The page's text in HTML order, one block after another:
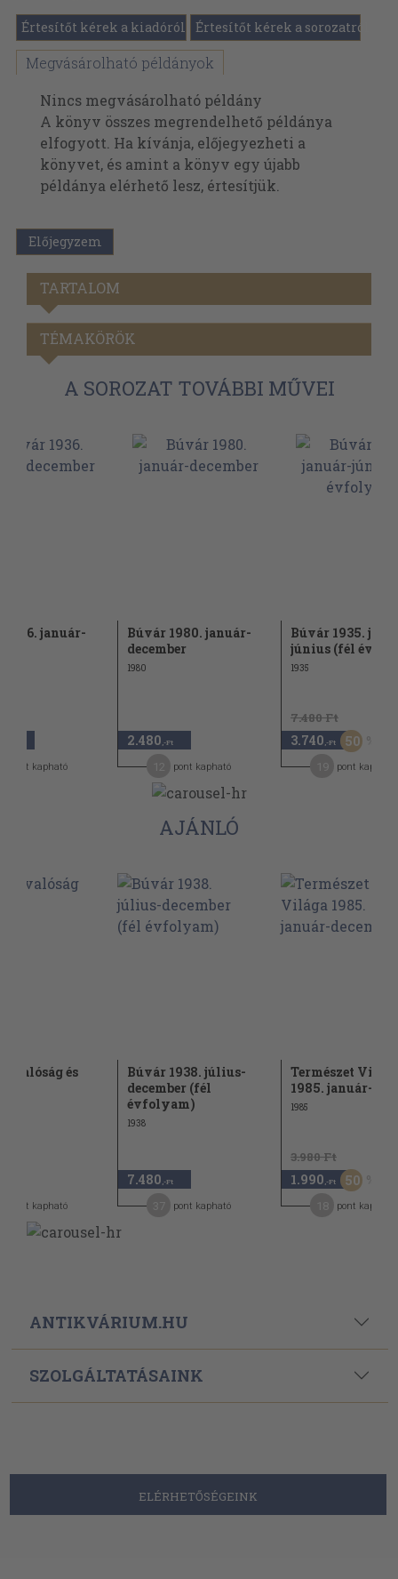
Értesítőt kérek a kiadóról Értesítőt kérek a sorozatról
Megvásárolható példányok
Nincs megvásárolható példány
A könyv összes megrendelhető példánya
elfogyott. Ha kívánja, előjegyezheti a
könyvet, és amint a könyv egy újabb
példánya elérhető lesz, értesítjük.
Előjegyzem
TARTALOM
TÉMAKÖRÖK
A SOROZAT TOVÁBBI MŰVEI
1936. január-
pont kapható
Búvár 1980. január-
december
1980
2.480 ,-Ft
pont kapható
Búvár 1935.
június (fél
1935
7.480 Ft
3.740 ,-Ft 50
pont kapható
AJÁNLÓ
valóság és
pont kapható
Búvár 1938. július-
december (fél
évfolyam)
1938
7.480 ,-Ft
pont kapható
Természet
1985. január-
1985
3.980 Ft
1.990 ,-Ft 50
pont kapható
ANTIKVÁRIUM.HU
SZOLGÁLTATÁSAINK
ELÉRHETŐSÉGEINK